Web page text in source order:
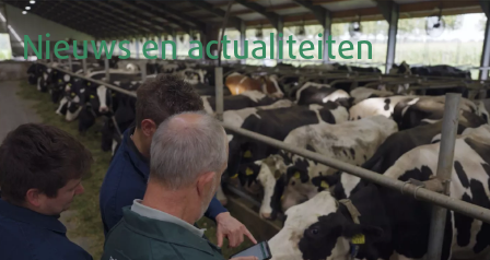
Nieuws en actualiteiten